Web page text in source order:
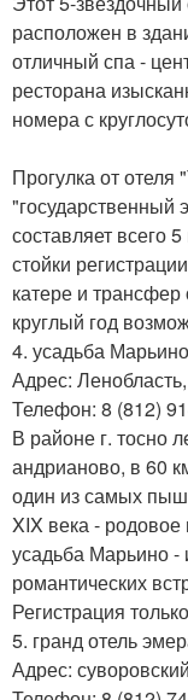
расположен в
отличный спа -
ресторана
номера с
Прогулка от
составляет всего
стойки
катере и трансфер
круглый год
4. усадьба
Адрес:
Телефон: 8 (812)
В районе г. тосно
андрианово, в 60
один из самых
XIX века -
усадьба Марьино -
романтических
Регистрация
5. гранд отель
Адрес: